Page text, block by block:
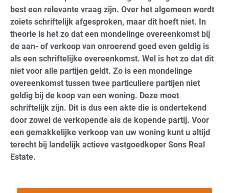
best een relevante vraag zijn. Over het algemeen wordt
zoiets schriftelijk afgesproken, maar dit hoeft niet. In
theorie is het zo dat een mondelinge overeenkomst bij
de aan- of verkoop van onroerend goed even geldig is
als een schriftelijke overeenkomst. Wel is het zo dat dit
niet voor alle partijen geldt. Zo is een mondelinge
overeenkomst tussen twee particuliere partijen niet
geldig bij de koop van een woning. Deze moet
schriftelijk zijn. Dit is dus een akte die is ondertekend
door zowel de verkopende als de kopende partij. Voor
een gemakkelijke verkoop van uw woning kunt u altijd
terecht bij landelijk actieve vastgoedkoper Sons Real
Estate.